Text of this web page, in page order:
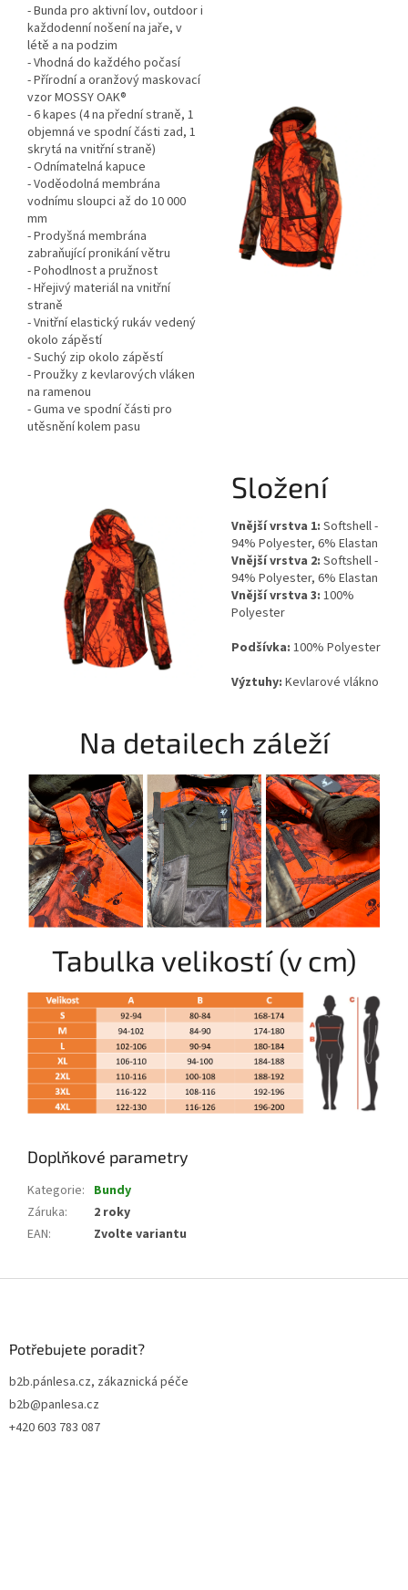
- Bunda pro aktivní lov, outdoor i
každodenní nošení na jaře, v
létě a na podzim
- Vhodná do každého počasí
- Přírodní a oranžový maskovací
vzor MOSSY OAK®
- 6 kapes (4 na přední straně, 1
objemná ve spodní části zad, 1
skrytá na vnitřní straně)
- Odnímatelná kapuce
- Voděodolná membrána
vodnímu sloupci až do 10 000
mm
- Prodyšná membrána
zabraňující pronikání větru
- Pohodlnost a pružnost
- Hřejivý materiál na vnitřní
straně
- Vnitřní elastický rukáv vedený
okolo zápěstí
- Suchý zip okolo zápěstí
- Proužky z kevlarových vláken
na ramenou
- Guma ve spodní části pro
utěsnění kolem pasu
Složení
Vnější vrstva 1: Softshell -
94% Polyester, 6% Elastan
Vnější vrstva 2: Softshell -
94% Polyester, 6% Elastan
Vnější vrstva 3: 100%
Polyester
Podšívka: 100% Polyester
Výztuhy: Kevlarové vlákno
Na detailech záleží
Tabulka velikostí (v cm)
Doplňkové parametry
Kategorie: Bundy
Záruka:
2 roky
EAN: Zvolte variantu
Potřebujete poradit?
b2b.pánlesa.cz, zákaznická péče
b2b@panlesa.cz
+420 603 783 087